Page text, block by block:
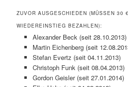
ZUVOR AUSGESCHIEDEN (MÜSSEN 30
WIEDEREINSTIEG BEZAHLEN):
Alexander Beck (seit 28.10.2013)
Martin Eichenberg (seit
Stefan Evertz (seit 04.11.2013)
Christoph Funk (seit 08.04.2013)
Gordon Geisler (seit 27.01.2014)